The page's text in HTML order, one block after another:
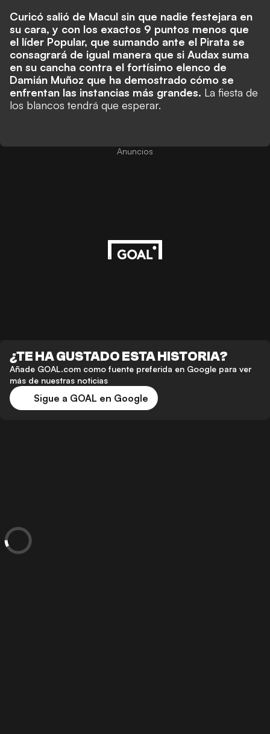
Curicó salió de Macul sin que nadie festejara en
su cara, y con los exactos 9 puntos menos que
el líder Popular, que sumando ante el Pirata se
consagrará de igual manera que si Audax suma
en su cancha contra el fortísimo elenco de
Damián Muñoz que ha demostrado cómo se
enfrentan las instancias más grandes. La fiesta de
los blancos tendrá que esperar.
Anuncios
¿TE HA GUSTADO ESTA HISTORIA?
Añade GOAL.com como fuente preferida en Google para ver
más de nuestras noticias
Sigue a GOAL en Google